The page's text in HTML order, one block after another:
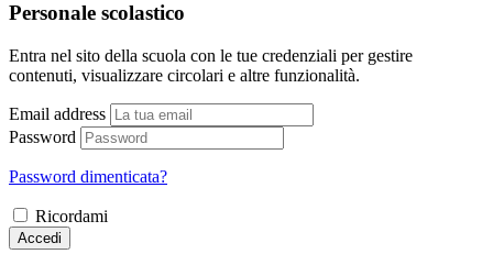
Personale scolastico
Entra nel sito della scuola con le tue credenziali per gestire
contenuti, visualizzare circolari e altre funzionalità.
Email address
Password
Password dimenticata?
Ricordami
Accedi